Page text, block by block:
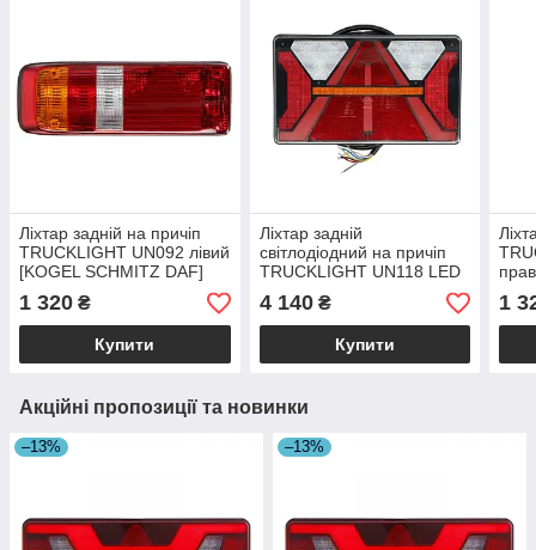
Ліхтар задній на причіп
TRUCKLIGHT UN092 лівий
[KOGEL SCHMITZ DAF]
7PIN
1 320 ₴
Купити
Ліхтар задній
світлодіодний на причіп
TRUCKLIGHT UN118 LED
лівий
4 140₴
Купити
1
Акційні пропозиції та новинки
–13% –13%